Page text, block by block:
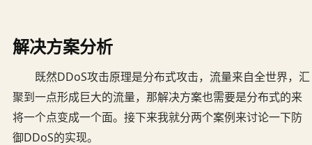
解决方案分析
既然DDoS攻击原理是分布式攻击，流量来自全世界，汇
聚到一点形成巨大的流量，那解决方案也需要是分布式的来
将一个点变成一个面。接下来我就分两个案例来讨论一下防
御DDoS的实现。